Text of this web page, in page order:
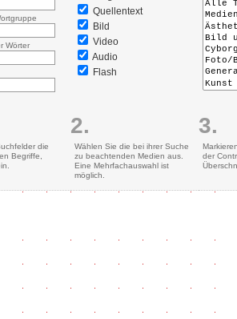
Wörter
die
Begriffe,
Quellentext
Bild
Video
Audio
Flash
2.
Wählen Sie die bei ihrer Suche
zu beachtenden Medien aus.
Eine Mehrfachauswahl ist
möglich.
3.
der